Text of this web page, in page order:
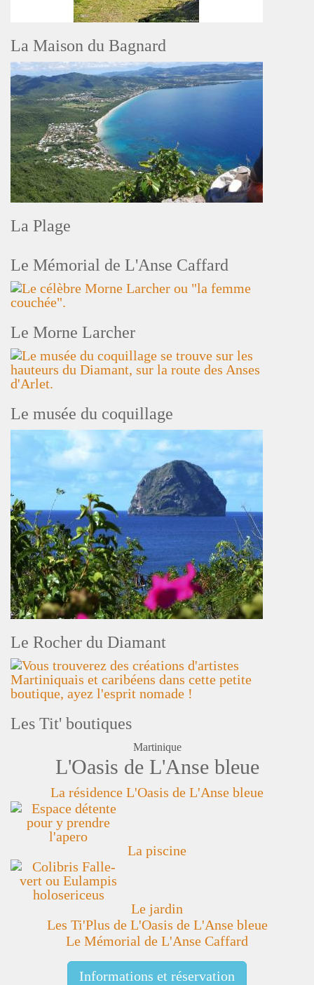
La Maison du Bagnard
La Plage
Le Mémorial de L'Anse Caffard
Le Morne Larcher
Le musée du coquillage
Le Rocher du Diamant
Les Tit' boutiques
Martinique
L'Oasis de L'Anse bleue
La résidence L'Oasis de L'Anse bleue
La piscine
Le jardin
Les Ti'Plus de L'Oasis de L'Anse bleue
Le Mémorial de L'Anse Caffard
Informations et réservation